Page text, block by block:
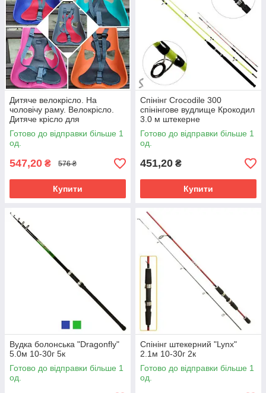
Дитяче велокрісло. На
чоловічу раму. Велокрісло.
Дитяче крісло для
велосипеда. Крісло для
велосипеда.
Готово до відправки більше 1
од.
547,20 ₴ 576 ₴
Купити
Спінінг Crocodile 300
спінінгове вудлище Крокодил
3.0 м штекерне
склопластикове тест 100-250
г. Спінінг штекерний Crocodil
Готово до відправки більше 1
од.
451,20 ₴
Купити
Вудка болонська "Dragonfly"
5.0м 10-30г 5к
Готово до відправки більше 1
од.
Спінінг штекерний "Lynx"
2.1м 10-30г 2к
Готово до відправки більше 1
од.